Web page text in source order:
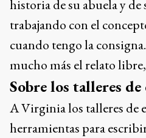
historia de su abuela y
trabajando con el
cuando tengo la
mucho más el relato
Sobre los talleres
A Virginia los talleres de
herramientas para